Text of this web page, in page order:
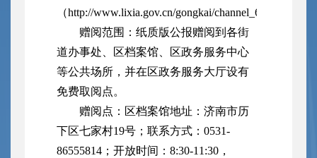
（http://www.lixia.gov.cn/gongkai/
赠阅范围：纸质版公报赠阅到各街
道办事处、区档案馆、区政务服务中心
等公共场所，并在区政务服务大厅设有
免费取阅点。
赠阅点：区档案馆地址：济南市历
下区七家村19号；联系方式：0531-
86555814；开放时间：8:30-11:30，